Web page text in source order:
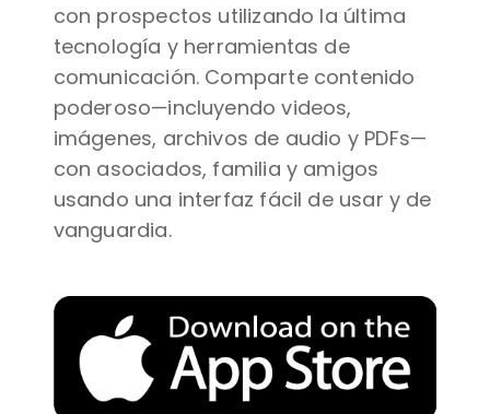
con prospectos utilizando la última
tecnología y herramientas de
comunicación. Comparte contenido
poderoso—incluyendo videos,
imágenes, archivos de audio y PDFs—
con asociados, familia y amigos
usando una interfaz fácil de usar y de
vanguardia.